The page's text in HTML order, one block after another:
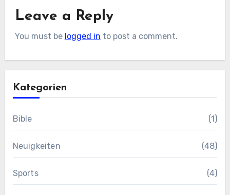
Leave a Reply
You must be logged in to post a comment.
Kategorien
Bible (1)
Neuigkeiten (48)
Sports (4)